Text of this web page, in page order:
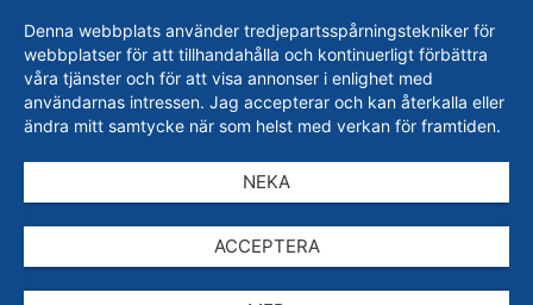
Denna webbplats använder tredjepartsspårningstekniker för
webbplatser för att tillhandahålla och kontinuerligt förbättra
våra tjänster och för att visa annonser i enlighet med
användarnas intressen. Jag accepterar och kan återkalla eller
ändra mitt samtycke när som helst med verkan för framtiden.
NEKA
ACCEPTERA